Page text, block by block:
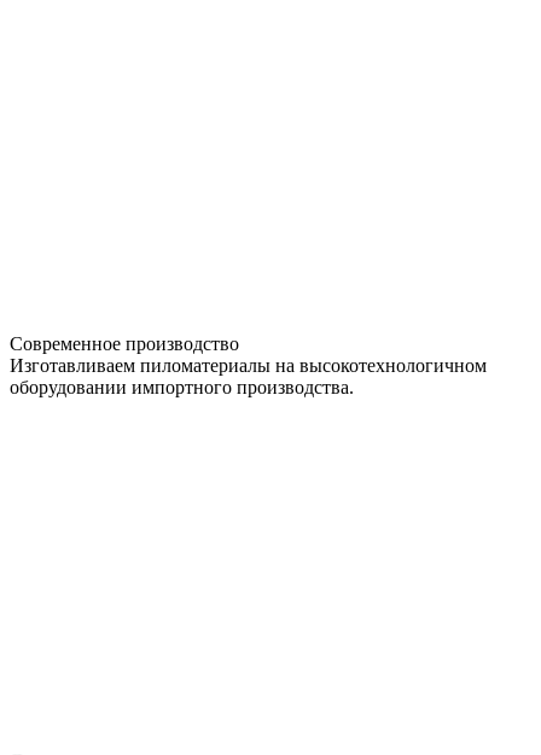
Современное производство
Изготавливаем пиломатериалы на высокотехнологичном
оборудовании импортного производства.